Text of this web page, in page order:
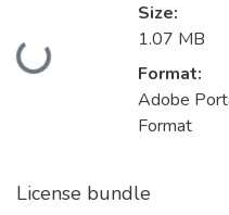
Loading...
Size:
1.07 MB
Format:
Adobe
Format
License bundle